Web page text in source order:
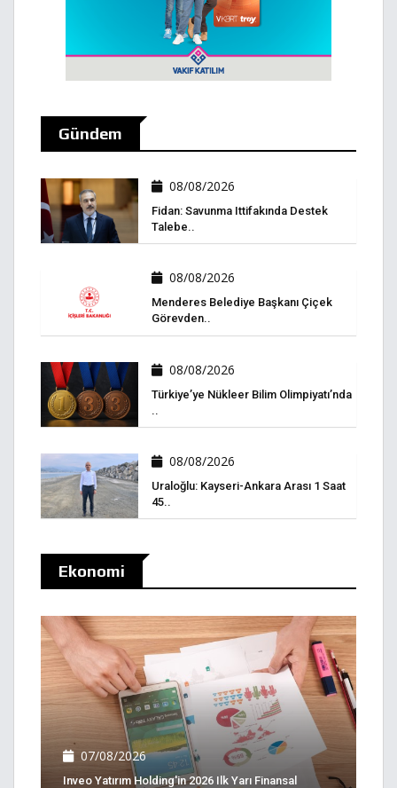
Gündem
08/08/2026
Fidan: Savunma Ittifakında Destek
Talebe..
08/08/2026
Menderes Belediye Başkanı Çiçek
Görevden..
08/08/2026
Türkiye’ye Nükleer Bilim Olimpiyatı’nda
..
08/08/2026
Uraloğlu: Kayseri-Ankara Arası 1 Saat
45..
Ekonomi
07/08/2026
Inveo Yatırım Holding'in 2026 Ilk Yarı Finansal